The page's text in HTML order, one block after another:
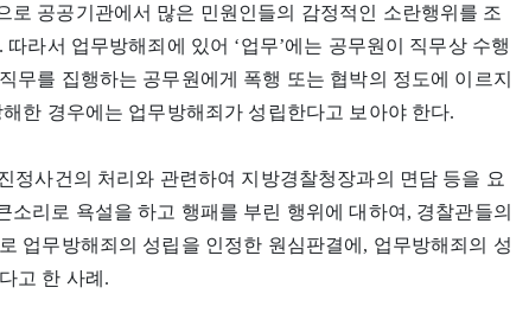
로 공공기관에서 많은 민원인들의 감정적인 소란행위를 조
라서 업무방해죄에 있어 ‘업무’에는 공무원이 직무상 수행
무를 집행하는 공무원에게 폭행 또는 협박의 정도에 이르지
한 경우에는 업무방해죄가 성립한다고 보아야 한다.
정사건의 처리와 관련하여 지방경찰청장과의 면담 등을 요
소리로 욕설을 하고 행패를 부린 행위에 대하여, 경찰관들의
업무방해죄의 성립을 인정한 원심판결에, 업무방해죄의 성
고 한 사례.